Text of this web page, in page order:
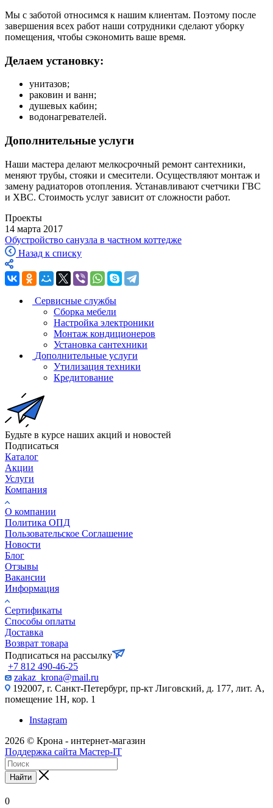
Мы с заботой относимся к нашим клиентам. Поэтому после
завершения всех работ наши сотрудники сделают уборку
помещения, чтобы сэкономить ваше время.
Делаем установку:
унитазов;
раковин и ванн;
душевых кабин;
водонагревателей.
Дополнительные услуги
Наши мастера делают мелкосрочный ремонт сантехники,
меняют трубы, стояки и смесители. Осуществляют монтаж и
замену радиаторов отопления. Устанавливают счетчики ГВС
и ХВС. Стоимость услуг зависит от сложности работ.
Проекты
14 марта 2017
Обустройство санузла в частном коттедже
Назад к списку
Сервисные службы
Сборка мебели
Настройка электроники
Монтаж кондиционеров
Установка сантехники
Дополнительные услуги
Утилизация техники
Кредитование
Будьте в курсе наших акций и новостей
Подписаться
Каталог
Акции
Услуги
Компания
О компании
Политика ОПД
Пользовательское Соглашение
Новости
Блог
Отзывы
Вакансии
Информация
Сертификаты
Способы оплаты
Доставка
Возврат товара
Подписаться на рассылку
+7 812 490-46-25
zakaz_krona@mail.ru
192007, г. Санкт-Петербург, пр-кт Лиговский, д. 177, лит. А,
помещение 1Н, кор. 1
Instagram
2026 © Крона - интернет-магазин
Поддержка сайта Мастер-IT
Найти
0